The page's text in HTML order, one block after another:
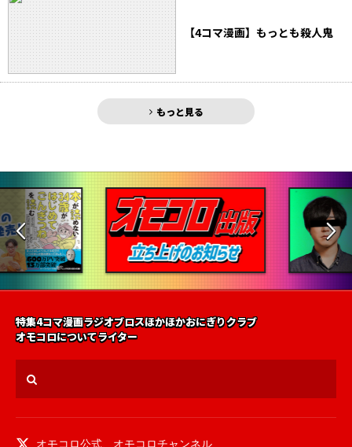
【4コマ漫画】もっとも殺人鬼
もっと見る
特集4コマ漫画ラジオブロスほかほかおにぎりクラブ
オモコロについてライター
オモコロ公式、 オモコロチャンネル